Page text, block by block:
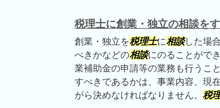
税理士に創業・独立の相談を
創業・独立を税理士に相談した場
べきかなどの相談にのることがで
業補助金の申請等の業務も行うこ
すべきであるかは、事業内容、現
がら決めなければなりません。 税